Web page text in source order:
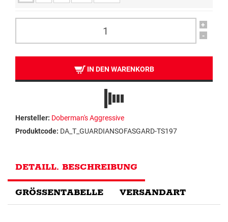
+
-
IN DEN WARENKORB
Hersteller: Doberman's Aggressive
Produktcode: DA_T_GUARDIANSOFASGARD-TS197
DETAILL. BESCHREIBUNG
GRÖSSENTABELLE VERSANDART